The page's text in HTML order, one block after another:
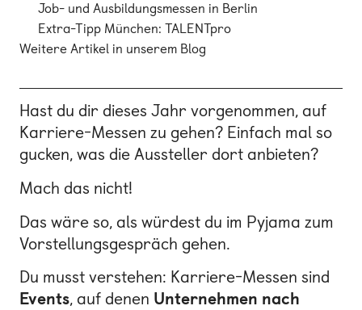
Job- und Ausbildungsmessen in Berlin
Extra-Tipp München: TALENTpro
Weitere Artikel in unserem Blog
Hast du dir dieses Jahr vorgenommen, auf
Karriere-Messen zu gehen? Einfach mal so
gucken, was die Aussteller dort anbieten?
Mach das nicht!
Das wäre so, als würdest du im Pyjama zum
Vorstellungsgespräch gehen.
Du musst verstehen: Karriere-Messen sind
Events, auf denen Unternehmen nach